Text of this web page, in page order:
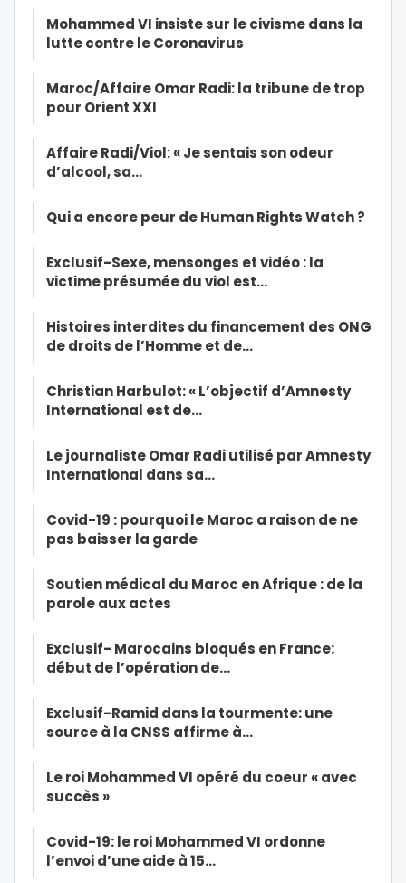
Mohammed VI insiste sur le civisme dans la
lutte contre le Coronavirus
Maroc/Affaire Omar Radi: la tribune de trop
pour Orient XXI
Affaire Radi/Viol: « Je sentais son odeur
d’alcool, sa…
Qui a encore peur de Human Rights Watch ?
Exclusif-Sexe, mensonges et vidéo : la
victime présumée du viol est…
Histoires interdites du financement des ONG
de droits de l’Homme et de…
Christian Harbulot: « L’objectif d’Amnesty
International est de…
Le journaliste Omar Radi utilisé par Amnesty
International dans sa…
Covid-19 : pourquoi le Maroc a raison de ne
pas baisser la garde
Soutien médical du Maroc en Afrique : de la
parole aux actes
Exclusif- Marocains bloqués en France:
début de l’opération de…
Exclusif-Ramid dans la tourmente: une
source à la CNSS affirme à…
Le roi Mohammed VI opéré du coeur « avec
succès »
Covid-19: le roi Mohammed VI ordonne
l’envoi d’une aide à 15…